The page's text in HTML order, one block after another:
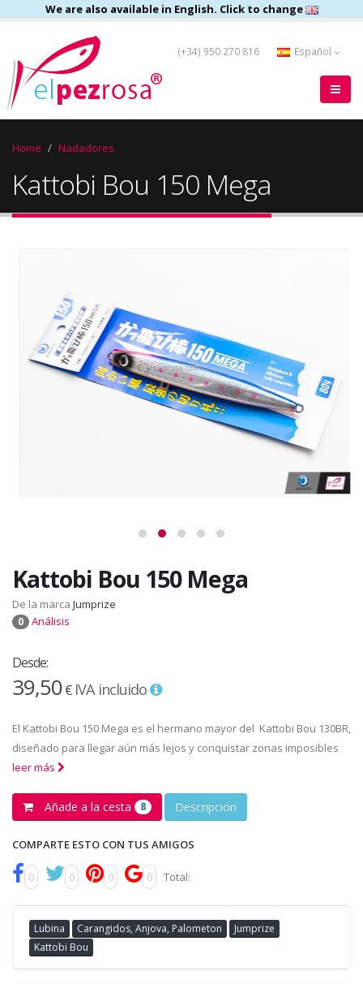
We are also available in English. Click to change
(+34) 950 270 816 Español
Home Nadadores
Kattobi Bou 150 Mega
Kattobi Bou 150 Mega
De la marca Jumprize
0 Análisis
Desde:
39,50€ IVA incluido
El Kattobi Bou 150 Mega es el hermano mayor del Kattobi Bou 130BR,
diseñado para llegar aún más lejos y conquistar zonas imposibles
leer más
Añade a la cesta 8 Descripción
COMPARTE ESTO CON TUS AMIGOS
0 0 0 0 Total:
Lubina Carangidos, Anjova, Palometon
Jumprize
Kattobi Bou